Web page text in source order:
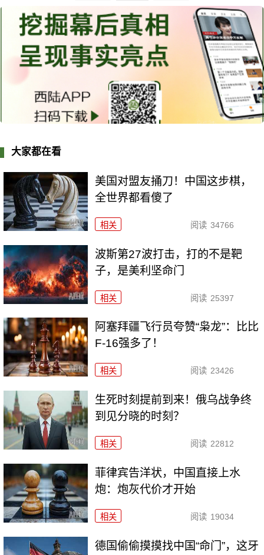
大家都在看
美国对盟友捅刀！中国这步棋，
全世界都看傻了
相关 阅读 34766
波斯第27波打击，打的不是靶
子，是美利坚命门
相关 阅读 25397
阿塞拜疆飞行员夸赞“枭龙”：比比
F-16强多了！
相关 阅读 23426
生死时刻提前到来！俄乌战争终
到见分晓的时刻？
相关 阅读 22812
菲律宾告洋状，中国直接上水
炮：炮灰代价才开始
相关 阅读 19034
德国偷偷摸摸找中国“命门”，这牙